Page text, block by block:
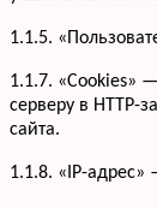
1.1.5.
1.1.7. «Cookies»
серверу в HTTP-
сайта.
1.1.8. «IP-адрес»